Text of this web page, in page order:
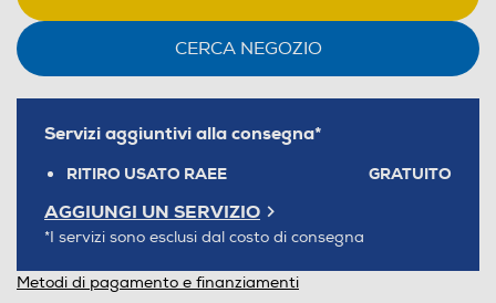
CERCA NEGOZIO
Servizi aggiuntivi alla consegna*
RITIRO USATO RAEE GRATUITO
AGGIUNGI UN SERVIZIO
*I servizi sono esclusi dal costo di consegna
Metodi di pagamento e finanziamenti